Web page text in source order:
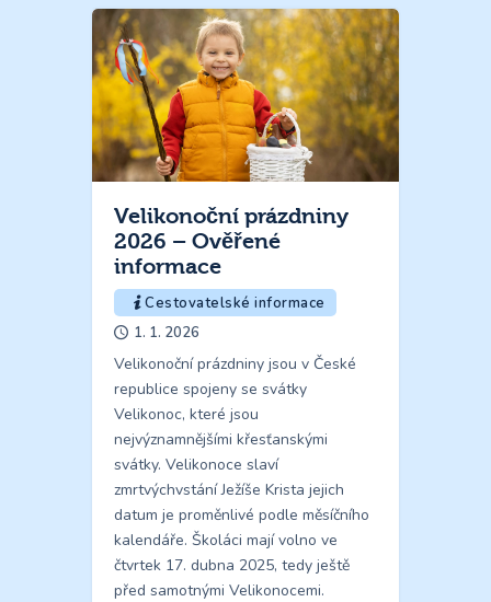
Velikonoční prázdniny
2026 – Ověřené
informace
Cestovatelské informace
1. 1. 2026
Velikonoční prázdniny jsou v České
republice spojeny se svátky
Velikonoc, které jsou
nejvýznamnějšími křesťanskými
svátky. Velikonoce slaví
zmrtvýchvstání Ježíše Krista jejich
datum je proměnlivé podle měsíčního
kalendáře. Školáci mají volno ve
čtvrtek 17. dubna 2025, tedy ještě
před samotnými Velikonocemi.